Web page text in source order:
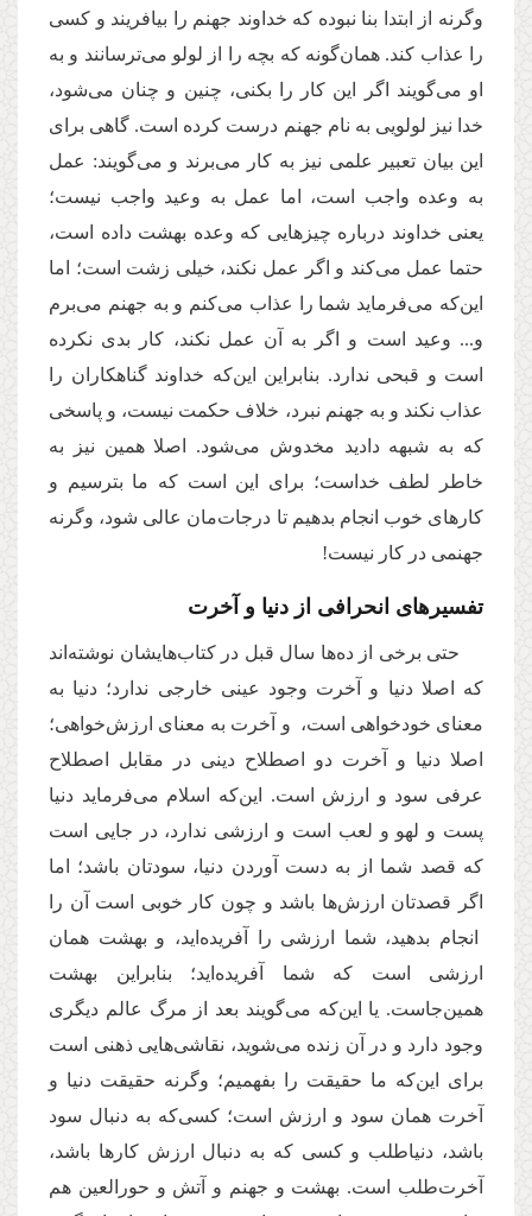
وگرنه از ابتدا بنا نبوده که خداوند جهنم را بیافریند و کسی
را عذاب کند. همان‌گونه که بچه را از لولو می‌ترسانند و به
او می‌گویند اگر این کار را بکنی، چنین و چنان می‌شود،
خدا نیز لولویی به نام جهنم درست کرده است. گاهی برای
این بیان تعبیر علمی نیز به کار می‌برند و می‌گویند: عمل
به وعده واجب است، اما عمل به وعید واجب نیست؛
یعنی خداوند درباره چیزهایی که وعده بهشت داده است،
حتما عمل می‌کند و اگر عمل نکند، خیلی زشت است؛ اما
این‌که می‌فرماید شما را عذاب می‌کنم و به جهنم می‌برم
و... وعید است و اگر به آن عمل نکند، کار بدی نکرده
است و قبحی ندارد. بنابراین این‌که خداوند گناهکاران را
عذاب نکند و به جهنم نبرد، خلاف حکمت نیست، و پاسخی
که به شبهه دادید مخدوش می‌شود. اصلا همین نیز به
خاطر لطف خداست؛ برای این‌‌ است که ما بترسیم و
کارهای خوب انجام بدهیم تا درجات‌مان عالی شود، وگرنه
جهنمی در کار نیست!
تفسیرهای انحرافی از دنیا و آخرت
حتی برخی از ده‌ها سال قبل در کتاب‌هایشان نوشته‌اند
که اصلا دنیا و آخرت وجود عینی خارجی ندارد؛ دنیا به
معنای خودخواهی است، و آخرت به معنای ارزش‌‌خواهی؛
اصلا دنیا و آخرت دو اصطلاح دینی در مقابل اصطلاح
عرفی سود و ارزش است. این‌که اسلام می‌فرماید دنیا
پست و لهو و لعب است و ارزشی ندارد، در جایی است
که قصد شما از به دست آوردن دنیا، سودتان باشد؛ اما
اگر قصدتان ارزش‌ها باشد و چون کار خوبی است آن را
انجام بدهید، شما ارزشی را آفریده‌اید، و بهشت همان
ارزشی است که شما آفریده‌اید؛ بنابراین بهشت
همین‌جاست. یا این‌که می‌گویند بعد از مرگ عالم دیگری
وجود دارد و در آن زنده می‌شوید، نقاشی‌هایی ذهنی است
برای این‌که ما حقیقت را بفهمیم؛ وگرنه حقیقت دنیا و
آخرت همان سود و ارزش است؛ کسی‌که به دنبال سود
باشد، دنیاطلب و کسی که به دنبال ارزش کارها باشد،
آخرت‌طلب است. بهشت و جهنم و آتش و حورالعین هم